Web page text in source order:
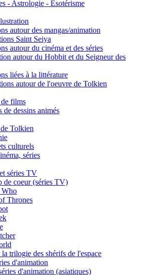
- Astrologie - Esotérisme
autour des mangas/animation
Saint Seiya
autour du cinéma et des séries
autour du Hobbit et du Seigneur des
liées à la littérature
autour de l'oeuvre de Tolkien
films
de dessins animés
Tolkien
culturels
séries
séries TV
de coeur (séries TV)
Who
Thrones
trilogie des shérifs de l'espace
d'animation
d'animation (asiatiques)